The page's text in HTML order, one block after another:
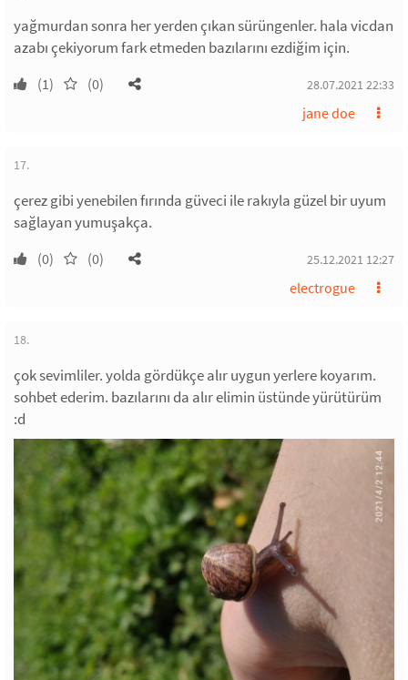
yağmurdan sonra her yerden çıkan sürüngenler. hala vicdan
azabı çekiyorum fark etmeden bazılarını ezdiğim için.
(1) (0) 28.07.2021 22:33
jane doe
17.
çerez gibi yenebilen fırında güveci ile rakıyla güzel bir uyum
sağlayan yumuşakça.
(0) (0) 25.12.2021 12:27
electrogue
18.
çok sevimliler. yolda gördükçe alır uygun yerlere koyarım.
sohbet ederim. bazılarını da alır elimin üstünde yürütürüm
:d